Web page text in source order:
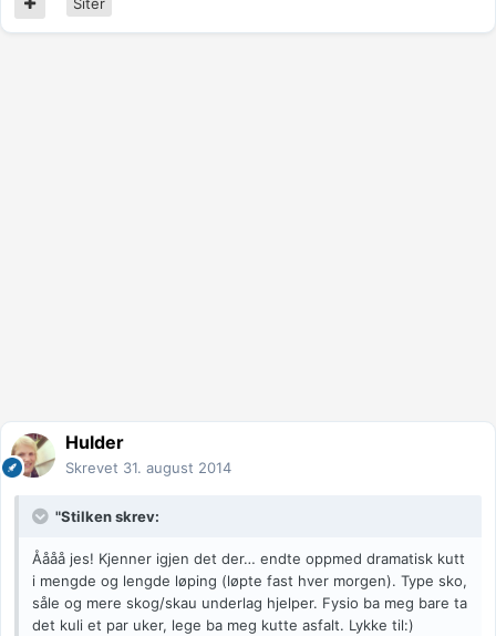
Hulder
Skrevet 31. august 2014
"Stilken skrev:
Åååå jes! Kjenner igjen det der… endte oppmed dramatisk kutt
i mengde og lengde løping (løpte fast hver morgen). Type sko,
såle og mere skog/skau underlag hjelper. Fysio ba meg bare ta
det kuli et par uker, lege ba meg kutte asfalt. Lykke til:)